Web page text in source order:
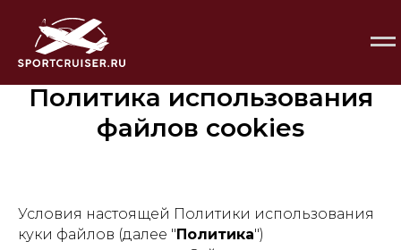
Политика использования
файлов cookies
Условия настоящей Политики использования
куки файлов (далее "Политика")